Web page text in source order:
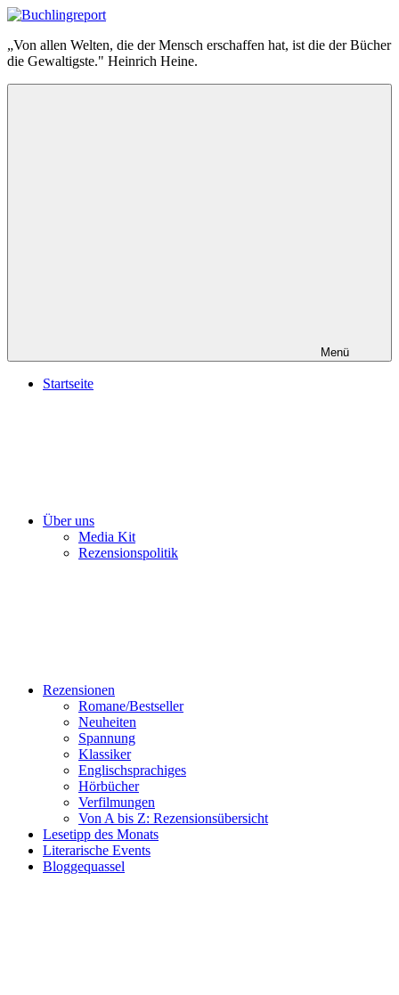
Zum
springen
Buchlingreport
„Von allen Welten, die der Mensch erschaffen hat, ist die der Bücher
die Gewaltigste." Heinrich Heine.
Menü
Startseite
Über uns
Media Kit
Rezensionspolitik
Rezensionen
Romane/Bestseller
Neuheiten
Spannung
Klassiker
Englischsprachiges
Hörbücher
Verfilmungen
Von A bis Z: Rezensionsübersicht
Lesetipp des Monats
Literarische Events
Bloggequassel